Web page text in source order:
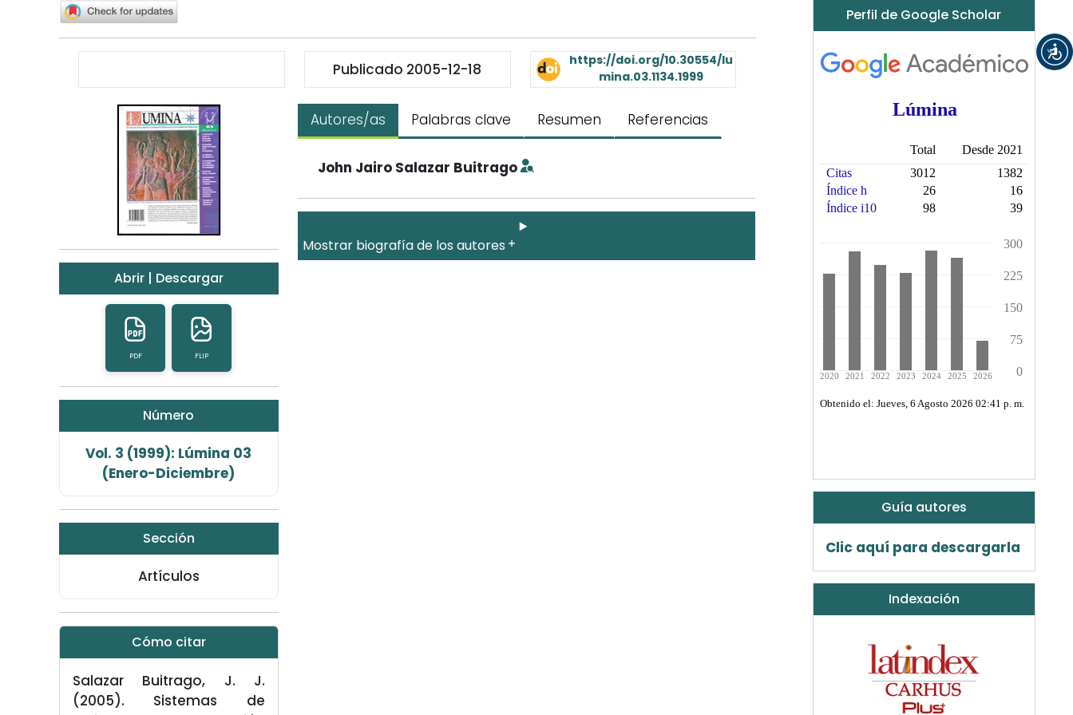
Publicado 2005-12-18
https://doi.org/10.30554/lu
mina.03.1134.1999
Abrir | Descargar
PDF FLIP
Número
Vol. 3 (1999): Lúmina 03
(Enero-Diciembre)
Sección
Artículos
Cómo citar
Salazar Buitrago, J. J.
(2005). Sistemas de
Autores/as Palabras clave Resumen Referencias
John Jairo Salazar Buitrago
Mostrar biografía de los autores
Perfil de Google Scholar
Guía autores
Clic aquí para descargarla
Indexación